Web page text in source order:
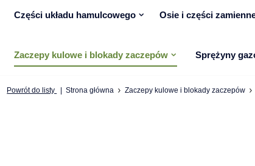
Części układu hamulcowego Osie i części
Zaczepy kulowe i blokady zaczepów Sprężyny
Powrót do listy Strona główna Zaczepy kulowe i blokady zaczepów